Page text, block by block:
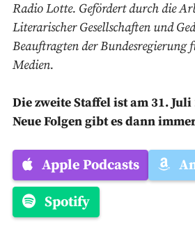
Radio Lotte. Gefördert durch die
Literarischer Gesellschaften und
Beauftragten der
Medien.
Die zweite Staffel ist am 31.
Neue Folgen gibt es dann
Apple Podcasts
Spotify